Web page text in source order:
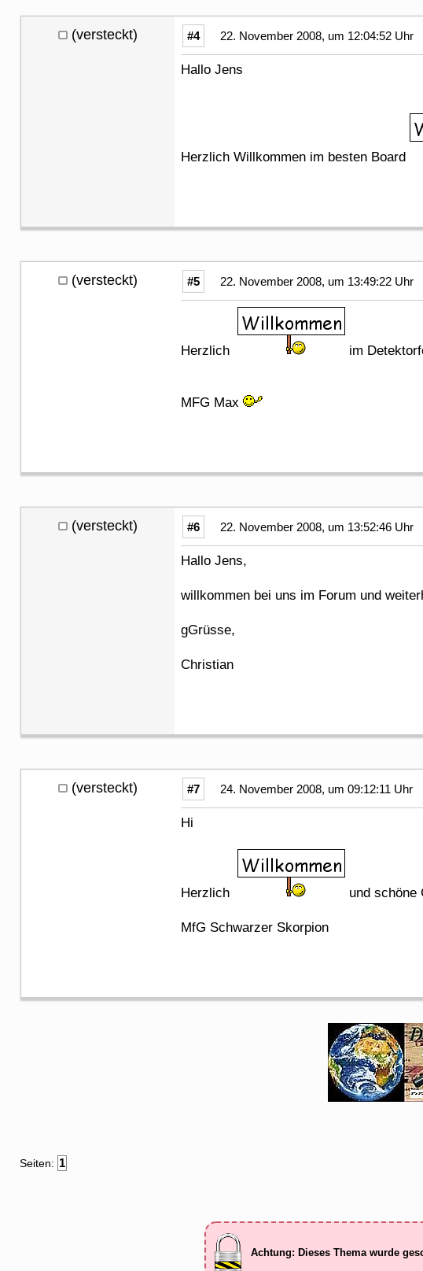
(versteckt) #4 22. November 2008, um 12:04:52 Uhr
Hallo Jens
Herzlich Willkommen im besten Board
(versteckt) #5 22. November 2008, um 13:49:22 Uhr
Herzlich im
MFG Max
(versteckt) #6 22. November 2008, um 13:52:46 Uhr
Hallo Jens,
willkommen bei uns im Forum und
gGrüsse,
Christian
(versteckt) #7 24. November 2008, um 09:12:11 Uhr
Hi
Herzlich und schöne
MfG Schwarzer Skorpion
Seiten: 1
Achtung: Dieses Thema wurde